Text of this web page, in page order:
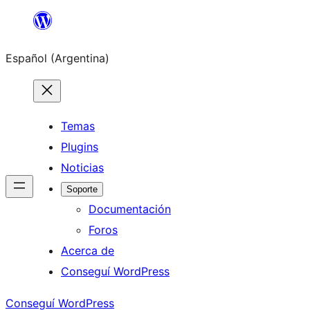
Saltar
contenido
Español (Argentina)
Temas
Plugins
Noticias
Soporte
Documentación
Foros
Acerca de
Conseguí WordPress
Conseguí WordPress